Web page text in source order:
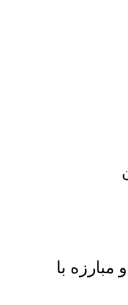
مبارزه با